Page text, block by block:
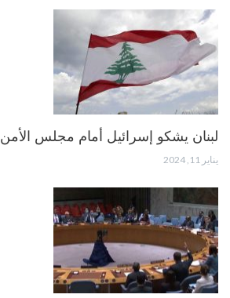
لبنان يشكو إسرائيل أمام مجلس الأمن
يناير 11, 2024